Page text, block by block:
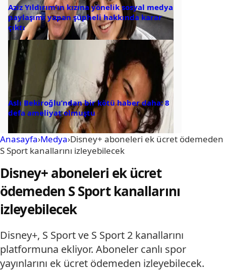
Aziz Yıldırım’ın kızına yönelik sosyal medya
paylaşımı yapan şüpheli hakkında karar
çıktı
Aslı Bekiroğlu’ndan bir kötü haber daha: 8
defa ameliyat olmuştu
Anasayfa›Medya›Disney+ aboneleri ek ücret ödemeden
S Sport kanallarını izleyebilecek
Disney+ aboneleri ek ücret
ödemeden S Sport kanallarını
izleyebilecek
Disney+, S Sport ve S Sport 2 kanallarını
platformuna ekliyor. Aboneler canlı spor
yayınlarını ek ücret ödemeden izleyebilecek.